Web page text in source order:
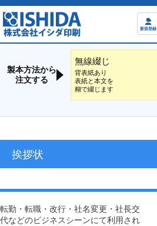
新規登録
製本方法から
注文する
無線綴じ
背表紙あり
表紙と本文を
糊で綴じます
挨拶状
転勤・転職・改行・社名変更・社長交
代などのビジネスシーンにて利用され